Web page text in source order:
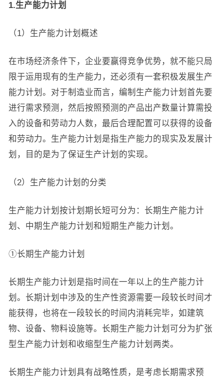
1.生产能力计划
（1）生产能力计划概述
在市场经济条件下，企业要赢得竞争优势，就不能只局
限于运用现有的生产能力，还必须有一套积极发展生产
能力计划。对于制造业而言，编制生产能力计划首先要
进行需求预测，然后按照预测的产品出产数量计算需投
入的设备和劳动力人数，最后合理配置可以获得的设备
和劳动力。生产能力计划是指生产能力的现实及发展计
划，目的是为了保证生产计划的实现。
（2）生产能力计划的分类
生产能力计划按计划期长短可分为：长期生产能力计
划、中期生产能力计划和短期生产能力计划。
①长期生产能力计划
长期生产能力计划是指时间在一年以上的生产能力计
划。长期计划中涉及的生产性资源需要一段较长时间才
能获得，也将在一段较长的时间内消耗完毕，如建筑
物、设备、物料设施等。长期生产能力计划可分为扩张
型生产能力计划和收缩型生产能力计划两类。
长期生产能力计划具有战略性质，是考虑长期需求预